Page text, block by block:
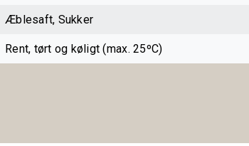
Æblesaft, Sukker
Rent, tørt og køligt (max. 25ºC)